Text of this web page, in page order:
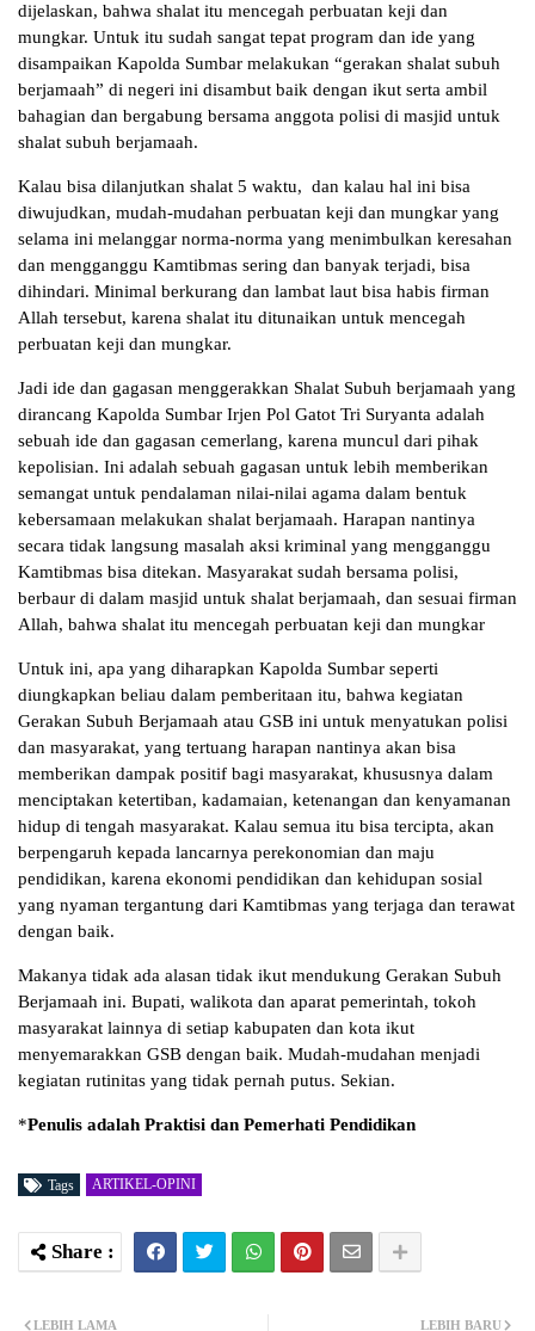
dijelaskan, bahwa shalat itu mencegah perbuatan keji dan
mungkar. Untuk itu sudah sangat tepat program dan ide yang
disampaikan Kapolda Sumbar melakukan “gerakan shalat subuh
berjamaah” di negeri ini disambut baik dengan ikut serta ambil
bahagian dan bergabung bersama anggota polisi di masjid untuk
shalat subuh berjamaah.
Kalau bisa dilanjutkan shalat 5 waktu, dan kalau hal ini bisa
diwujudkan, mudah-mudahan perbuatan keji dan mungkar yang
selama ini melanggar norma-norma yang menimbulkan keresahan
dan mengganggu Kamtibmas sering dan banyak terjadi, bisa
dihindari. Minimal berkurang dan lambat laut bisa habis firman
Allah tersebut, karena shalat itu ditunaikan untuk mencegah
perbuatan keji dan mungkar.
Jadi ide dan gagasan menggerakkan Shalat Subuh berjamaah yang
dirancang Kapolda Sumbar Irjen Pol Gatot Tri Suryanta adalah
sebuah ide dan gagasan cemerlang, karena muncul dari pihak
kepolisian. Ini adalah sebuah gagasan untuk lebih memberikan
semangat untuk pendalaman nilai-nilai agama dalam bentuk
kebersamaan melakukan shalat berjamaah. Harapan nantinya
secara tidak langsung masalah aksi kriminal yang mengganggu
Kamtibmas bisa ditekan. Masyarakat sudah bersama polisi,
berbaur di dalam masjid untuk shalat berjamaah, dan sesuai firman
Allah, bahwa shalat itu mencegah perbuatan keji dan mungkar
Untuk ini, apa yang diharapkan Kapolda Sumbar seperti
diungkapkan beliau dalam pemberitaan itu, bahwa kegiatan
Gerakan Subuh Berjamaah atau GSB ini untuk menyatukan polisi
dan masyarakat, yang tertuang harapan nantinya akan bisa
memberikan dampak positif bagi masyarakat, khususnya dalam
menciptakan ketertiban, kadamaian, ketenangan dan kenyamanan
hidup di tengah masyarakat. Kalau semua itu bisa tercipta, akan
berpengaruh kepada lancarnya perekonomian dan maju
pendidikan, karena ekonomi pendidikan dan kehidupan sosial
yang nyaman tergantung dari Kamtibmas yang terjaga dan terawat
dengan baik.
Makanya tidak ada alasan tidak ikut mendukung Gerakan Subuh
Berjamaah ini. Bupati, walikota dan aparat pemerintah, tokoh
masyarakat lainnya di setiap kabupaten dan kota ikut
menyemarakkan GSB dengan baik. Mudah-mudahan menjadi
kegiatan rutinitas yang tidak pernah putus. Sekian.
*Penulis adalah Praktisi dan Pemerhati Pendidikan
Tags ARTIKEL-OPINI
LEBIH BARU
LEBIH LAMA